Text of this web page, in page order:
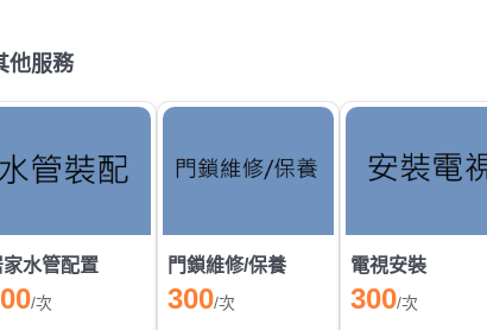
他服務
家水管配置
/次
門鎖維修/保養
300/次
電視安裝
300/次